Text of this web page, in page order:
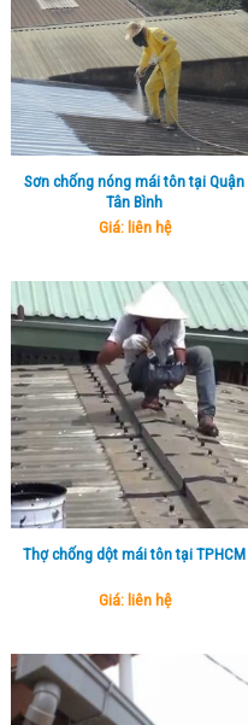
Sơn chống nóng mái tôn tại Quận
Tân Bình
Giá: liên hệ
Thợ chống dột mái tôn tại TPHCM
Giá: liên hệ